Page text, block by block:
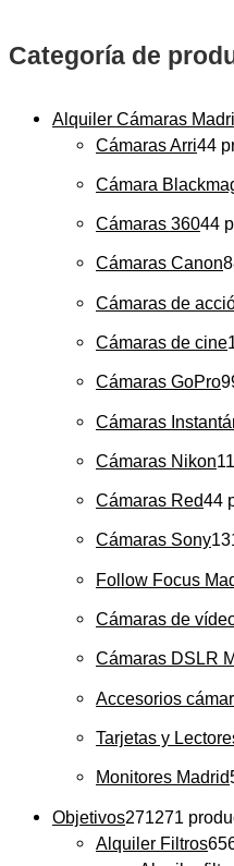
Categoría de
Alquiler Cámaras
Cámaras Arri44
Cámara
Cámaras 36044
Cámaras Canon8
Cámaras de
Cámaras de cine
Cámaras GoPro9
Cámaras
Cámaras Nikon1
Cámaras Red44
Cámaras Sony13
Follow Focus
Cámaras de
Cámaras DSLR
Accesorios
Tarjetas y
Monitores Madrid
Objetivos271 271
Alquiler Filtros65